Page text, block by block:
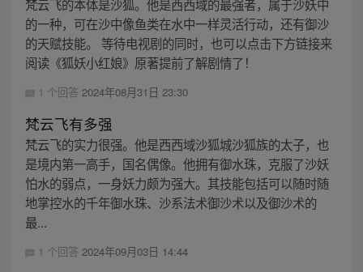
梵云飞的本体是沙狐。他是西西域的最强者，属于沙妖中
的一种，可在沙中像鱼类在水中一样灵活行动，还有御沙
的天赋技能。 等待电视剧的同时，也可以点击下方链接来
阅读《狐妖小红娘》原著提前了解剧情了！
1 个回答 2024年08月31日 23:30
梵云飞有多强
梵云飞的实力很强。他是西西域沙狐城沙狐族的太子，也
是境内第一高手，国名偶像。他拥有御水珠，克服了沙妖
怕水的弱点，一身妖力颇为强大。其技能包括可以随时随
地掌控水的千年御水珠、沙系法术御沙术以及御沙术的
最...
1 个回答 2024年09月03日 14:44